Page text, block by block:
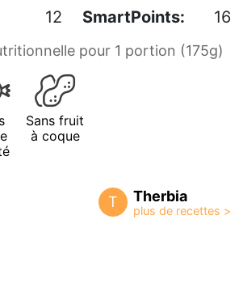
12 SmartPoints: 16
pour 1 portion (175g)
Sans fruit
à coque
T Therbia